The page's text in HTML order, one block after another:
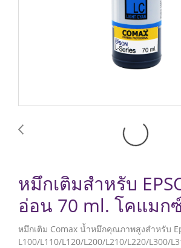
หมึกเติมสำหรับ
อ่อน 70 ml. โคแมก
หมึกเติม Comax น้ำหมึกคุณภาพสูงสำหรับ
L100/L110/L120/L200/L210/L220/L300/